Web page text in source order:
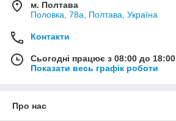
м. Полтава
Половка, 78а, Полтава, Україна
Контакти
Сьогодні працює з 08:00 до 18:00
Показати весь графік роботи
Про нас